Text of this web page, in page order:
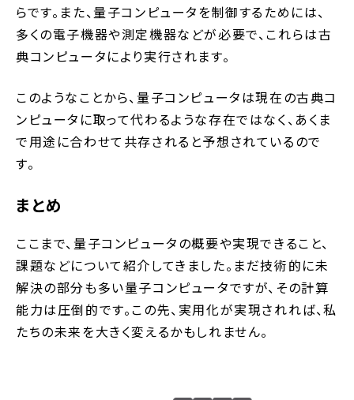
らです。また、量子コンピュータを制御するためには、
多くの電子機器や測定機器などが必要で、これらは古
典コンピュータにより実行されます。
このようなことから、量子コンピュータは現在の古典コ
ンピュータに取って代わるような存在ではなく、あくま
で用途に合わせて共存されると予想されているので
す。
まとめ
ここまで、量子コンピュータの概要や実現できること、
課題などについて紹介してきました。まだ技術的に未
解決の部分も多い量子コンピュータですが、その計算
能力は圧倒的です。この先、実用化が実現されれば、私
たちの未来を大きく変えるかもしれません。